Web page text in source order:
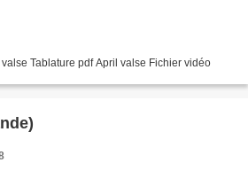
Tablature pdf April valse Fichier vidéo